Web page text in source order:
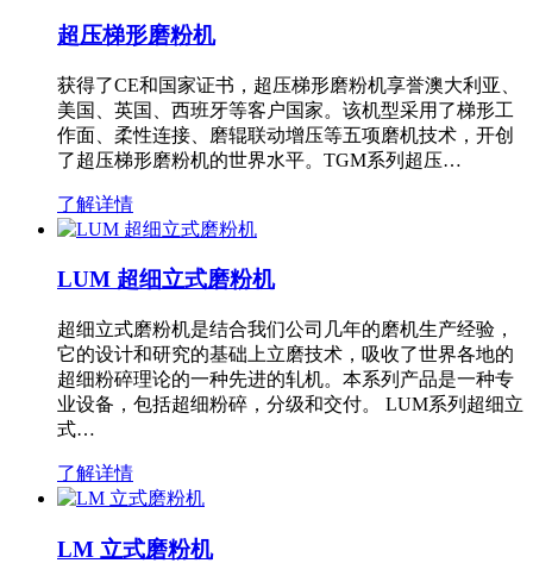
超压梯形磨粉机
获得了CE和国家证书，超压梯形磨粉机享誉澳大利亚、
美国、英国、西班牙等客户国家。该机型采用了梯形工
作面、柔性连接、磨辊联动增压等五项磨机技术，开创
了超压梯形磨粉机的世界水平。TGM系列超压…
了解详情
LUM 超细立式磨粉机
超细立式磨粉机是结合我们公司几年的磨机生产经验，
它的设计和研究的基础上立磨技术，吸收了世界各地的
超细粉碎理论的一种先进的轧机。本系列产品是一种专
业设备，包括超细粉碎，分级和交付。 LUM系列超细立
式…
了解详情
LM 立式磨粉机